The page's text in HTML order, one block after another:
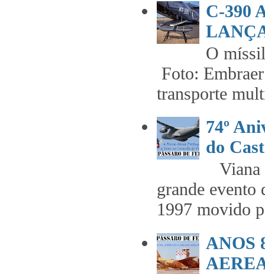
C-390
O
Foto:
transporte
74º
do
Viana
grande evento
1997 movido
ANOS